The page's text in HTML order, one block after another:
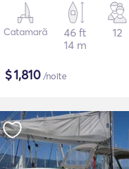
Catamarã
46 ft
14 m
12
$1,810 /noite